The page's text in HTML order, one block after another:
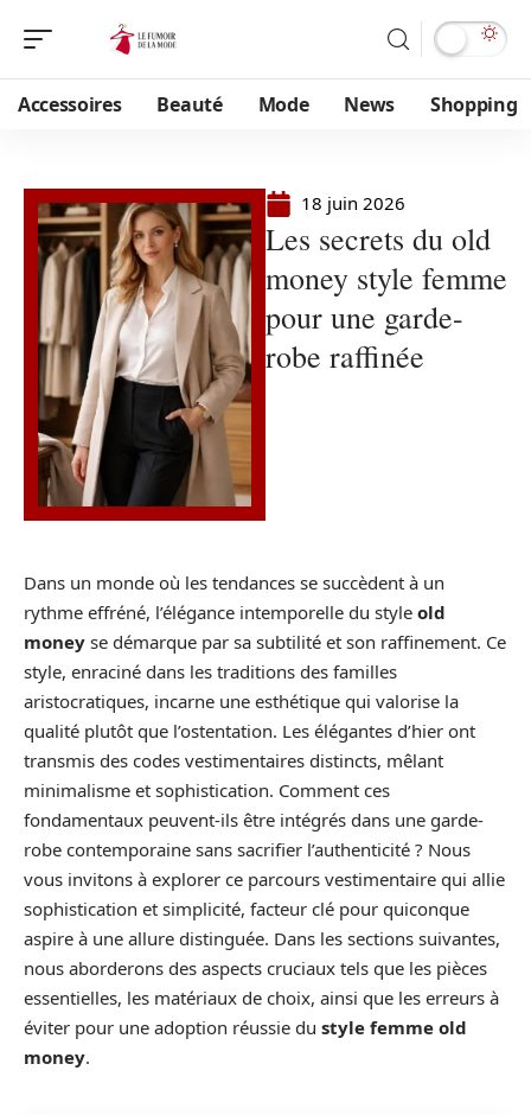
Accessoires Beauté Mode News Shopping
18 juin 2026
Les secrets du old
money style femme
pour une garde-
robe raffinée
Dans un monde où les tendances se succèdent à un
rythme effréné, l’élégance intemporelle du style old
money se démarque par sa subtilité et son raffinement. Ce
style, enraciné dans les traditions des familles
aristocratiques, incarne une esthétique qui valorise la
qualité plutôt que l’ostentation. Les élégantes d’hier ont
transmis des codes vestimentaires distincts, mêlant
minimalisme et sophistication. Comment ces
fondamentaux peuvent-ils être intégrés dans une garde-
robe contemporaine sans sacrifier l’authenticité ? Nous
vous invitons à explorer ce parcours vestimentaire qui allie
sophistication et simplicité, facteur clé pour quiconque
aspire à une allure distinguée. Dans les sections suivantes,
nous aborderons des aspects cruciaux tels que les pièces
essentielles, les matériaux de choix, ainsi que les erreurs à
éviter pour une adoption réussie du style femme old
money.